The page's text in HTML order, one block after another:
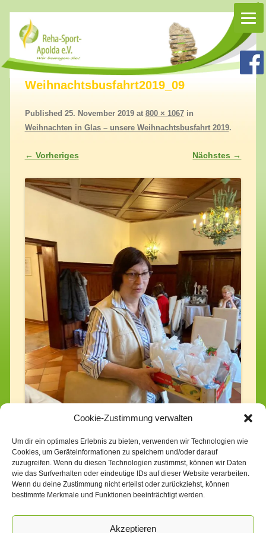
Cookie-Zustimmung verwalten
Um dir ein optimales Erlebnis zu bieten, verwenden wir Technologien wie
Cookies, um Geräteinformationen zu speichern und/oder darauf
zuzugreifen. Wenn du diesen Technologien zustimmst, können wir Daten
wie das Surfverhalten oder eindeutige IDs auf dieser Website verarbeiten.
Wenn du deine Zustimmung nicht erteilst oder zurückziehst, können
bestimmte Merkmale und Funktionen beeinträchtigt werden.
Akzeptieren
Rehasport Apolda
Weihnachtsbusfahrt2019_09
Published 25. November 2019at 800 × 1067in
Weihnachten in Glas – unsere Weihnachtsbusfahrt 2019.
← Vorheriges Nächstes →